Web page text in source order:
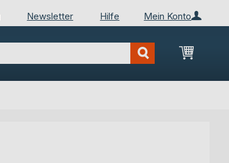
Mein Konto
Newsletter Hilfe
Mein